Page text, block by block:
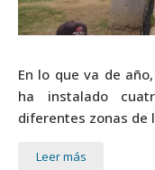
En lo que va de
ha instalado
diferentes zonas de
Leer más